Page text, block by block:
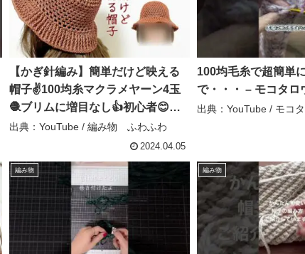
【かぎ針編み】簡単だけど映える
帽子✌️100均糸マクラメヤーン4玉
🧶ブリムに増目なし👍初心者😊携
帯にも便利 – 編み物 ふわふわ
出典：YouTube / 編み物 ふわふわ
2024.04.05
100均毛糸で超簡単
で・・・ – モコタ
出典：YouTube / モコ
編み物 編み物